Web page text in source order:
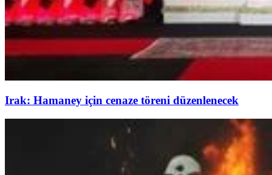
Irak: Hamaney için cenaze töreni düzenlenecek